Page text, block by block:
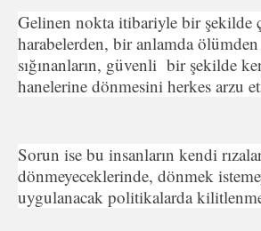
Gelinen nokta itibariyle bir şekilde
harabelerden, bir anlamda
sığınanların, güvenli bir şekilde
hanelerine dönmesini herkes arzu
Sorun ise bu insanların kendi
dönmeyeceklerinde, dönmek
uygulanacak politikalarda